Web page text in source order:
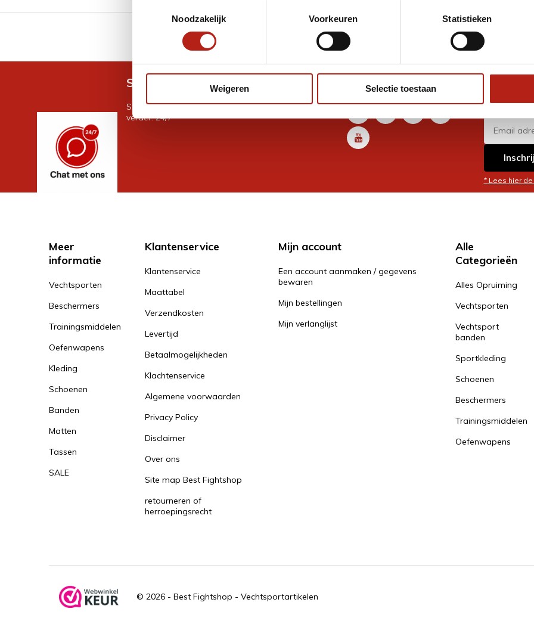
Noodzakelijk
Voorkeuren Statistieken
Weigeren Selectie toestaan
GRATIS verzending v.a €75 Eenvoudig ruilen of retour
Snel antwoord op je vraag?
Stel je vraag in de chat, en we helpen je graag
verder. 24/7
Volg ons
* Lees hier
Meer
informatie
Vechtsporten
Beschermers
Trainingsmiddelen
Oefenwapens
Kleding
Schoenen
Banden
Matten
Tassen
SALE
Klantenservice
Klantenservice
Maattabel
Verzendkosten
Levertijd
Betaalmogelijkheden
Klachtenservice
Algemene voorwaarden
Privacy Policy
Disclaimer
Over ons
Site map Best Fightshop
retourneren of
herroepingsrecht
Mijn account
Een account aanmaken / gegevens
bewaren
Mijn bestellingen
Mijn verlanglijst
Alle
Categorieën
Alles Opruiming
Vechtsporten
Vechtsport
banden
Sportkleding
Schoenen
Beschermers
Trainingsmiddelen
Oefenwapens
© 2026 - Best Fightshop - Vechtsportartikelen